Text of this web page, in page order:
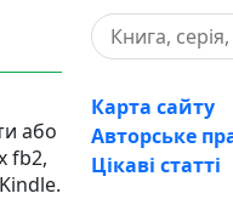
або
fb2,
Карта сайту
Авторське
Цікаві статті